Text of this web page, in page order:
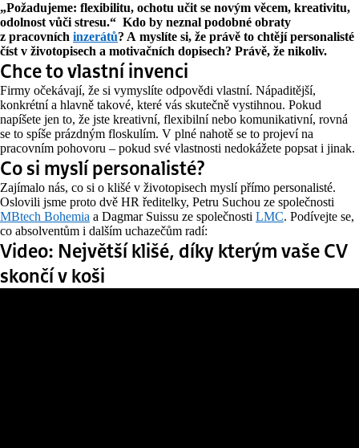
„Požadujeme: flexibilitu, ochotu učit se novým věcem, kreativitu,
odolnost vůči stresu.“ Kdo by neznal podobné obraty
z pracovních inzerátů? A myslíte si, že právě to chtějí personalisté
číst v životopisech a motivačních dopisech? Právě, že nikoliv.
Chce to vlastní invenci
Firmy očekávají, že si vymyslíte odpovědi vlastní. Nápaditější,
konkrétní a hlavně takové, které vás skutečně vystihnou. Pokud
napíšete jen to, že jste kreativní, flexibilní nebo komunikativní, rovná
se to spíše prázdným floskulím. V plné nahotě se to projeví na
pracovním pohovoru – pokud své vlastnosti nedokážete popsat i jinak.
Co si myslí personalisté?
Zajímalo nás, co si o klišé v životopisech myslí přímo personalisté.
Oslovili jsme proto dvě HR ředitelky, Petru Suchou ze společnosti
MBtech Bohemia a Dagmar Suissu ze společnosti LMC. Podívejte se,
co absolventům i dalším uchazečům radí:
Video: Největší klišé, díky kterým vaše CV
skončí v koši